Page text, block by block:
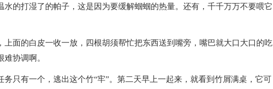
水的打湿了的帕子，这是因为要缓解蝈蝈的热量。还有，千千万万不要喂它
上面的白皮一收一放，四根胡须帮忙把东西送到嘴旁，嘴巴就大口大口的吃
协调啊。
务只有一个，逃出这个竹“牢”。第二天早上一起来，就看到竹屑满桌，它可